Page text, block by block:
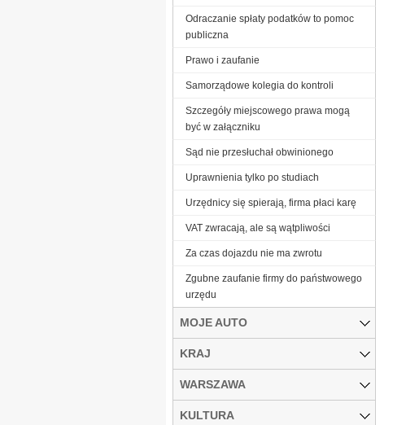
Odraczanie spłaty podatków to pomoc
publiczna
Prawo i zaufanie
Samorządowe kolegia do kontroli
Szczegóły miejscowego prawa mogą
być w załączniku
Sąd nie przesłuchał obwinionego
Uprawnienia tylko po studiach
Urzędnicy się spierają, firma płaci karę
VAT zwracają, ale są wątpliwości
Za czas dojazdu nie ma zwrotu
Zgubne zaufanie firmy do państwowego
urzędu
MOJE AUTO
KRAJ
WARSZAWA
KULTURA